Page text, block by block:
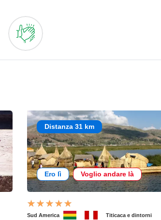
Distanza 31 km
Ero lì Voglio andare là
Sud America Titicaca e dintorni